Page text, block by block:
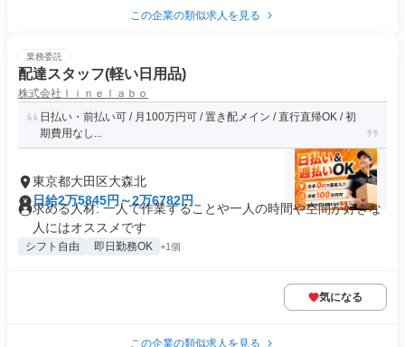
この企業の類似求人を見る
業務委託
配達スタッフ(軽い日用品)
株式会社ｌｉｎｅｌａｂｏ
日払い・前払い可 / 月100万円可 / 置き配メイン / 直行直帰OK / 初
期費用なし...
東京都大田区大森北
日給2万5845円～2万6782円
求める人材: 一人で作業することや一人の時間や空間が好きな
人にはオススメです
シフト自由 即日勤務OK +1個
気になる
この企業の類似求人を見る